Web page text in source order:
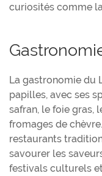
curiosités comme
La gastronomie du
papilles, avec ses
safran, le foie gras,
fromages de
restaurants
savourer les
festivals culturels